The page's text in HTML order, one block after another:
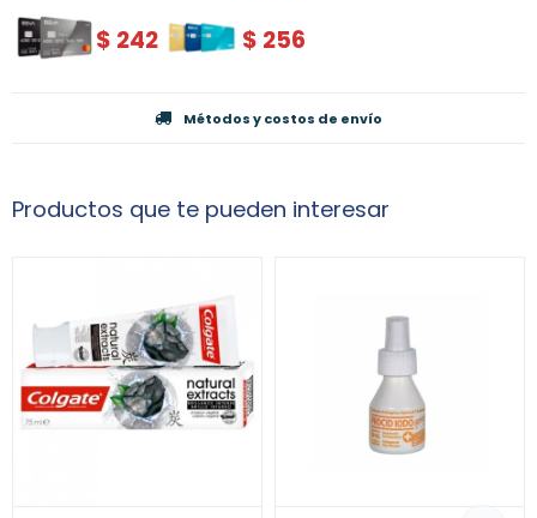
$ 242 $ 256
Métodos y costos de envío
Productos que te pueden interesar